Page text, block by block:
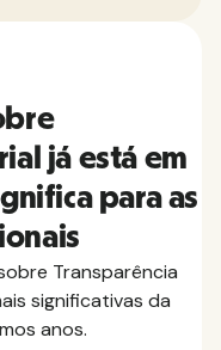
já está em
para as
Transparência
significativas da
anos.